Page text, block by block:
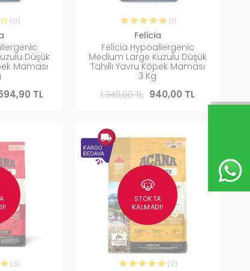
(0)
Düşük
Maması
TL
(1)
Felicia
Felicia Hypoallergenic
Medium Large Kuzulu Düşük
Tahıllı Yavru Köpek Maması
3 Kg
1.340,00 TL 940,00 TL
(3)
STOKTA
KALMADI!
(2)